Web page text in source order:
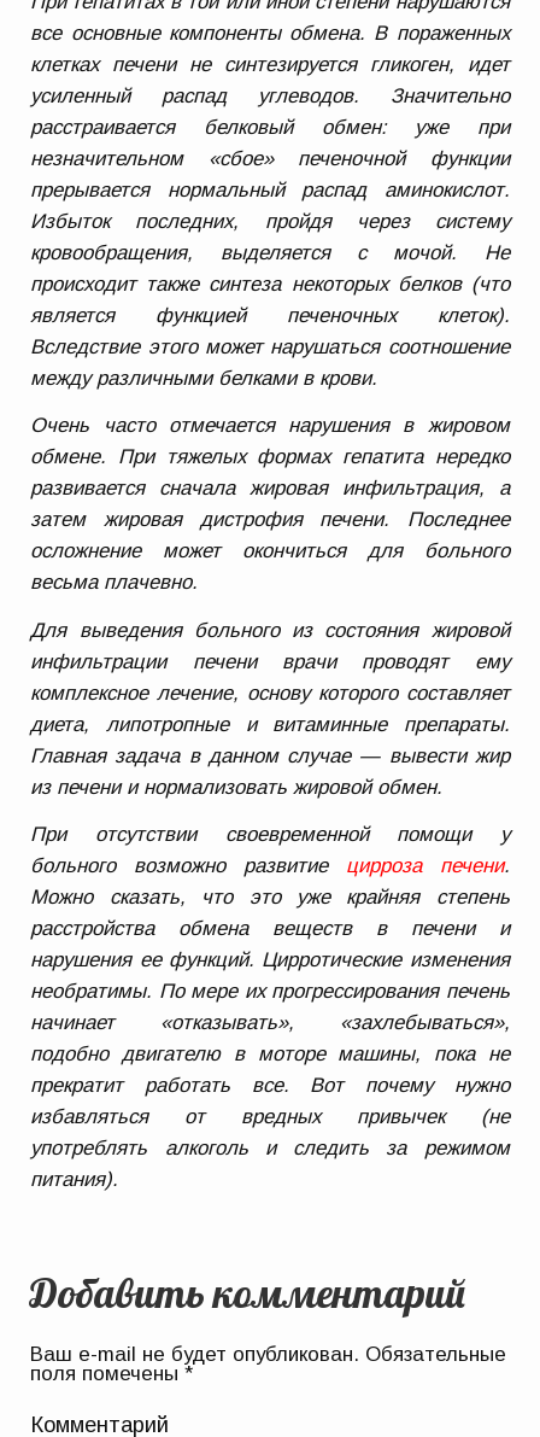
все основные компоненты обмена. В пораженных
клетках печени не синтезируется гликоген, идет
усиленный распад углеводов. Значительно
расстраивается белковый обмен: уже при
незначительном «сбое» печеночной функции
прерывается нормальный распад аминокислот.
Избыток последних, пройдя через систему
кровообращения, выделяется с мочой. Не
происходит также синтеза некоторых белков (что
является функцией печеночных клеток).
Вследствие этого может нарушаться соотношение
между различными белками в крови.
Очень часто отмечается нарушения в жировом
обмене. При тяжелых формах гепатита нередко
развивается сначала жировая инфильтрация, а
затем жировая дистрофия печени. Последнее
осложнение может окончиться для больного
весьма плачевно.
Для выведения больного из состояния жировой
инфильтрации печени врачи проводят ему
комплексное лечение, основу которого составляет
диета, липотропные и витаминные препараты.
Главная задача в данном случае — вывести жир
из печени и нормализовать жировой обмен.
При отсутствии своевременной помощи у
больного возможно развитие цирроза печени.
Можно сказать, что это уже крайняя степень
расстройства обмена веществ в печени и
нарушения ее функций. Цирротические изменения
необратимы. По мере их прогрессирования печень
начинает «отказывать», «захлебываться»,
подобно двигателю в моторе машины, пока не
прекратит работать все. Вот почему нужно
избавляться от вредных привычек (не
употреблять алкоголь и следить за режимом
питания).
Добавить комментарий
Ваш e-mail не будет опубликован. Обязательные
поля помечены*
Комментарий